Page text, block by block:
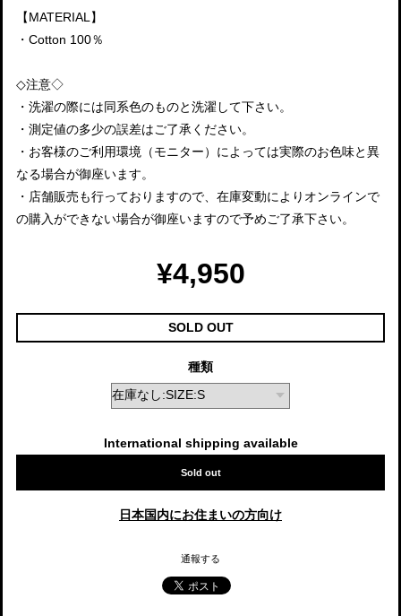
【MATERIAL】
・Cotton 100％
◇注意◇
・洗濯の際には同系色のものと洗濯して下さい。
・測定値の多少の誤差はご了承ください。
・お客様のご利用環境（モニター）によっては実際のお色味と異
なる場合が御座います。
・店舗販売も行っておりますので、在庫変動によりオンラインで
の購入ができない場合が御座いますので予めご了承下さい。
¥4,950
SOLD OUT
種類
International shipping available
Sold out
日本国内にお住まいの方向け
通報する